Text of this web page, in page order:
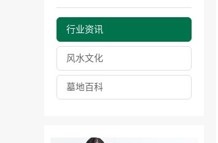
行业资讯
风水文化
墓地百科